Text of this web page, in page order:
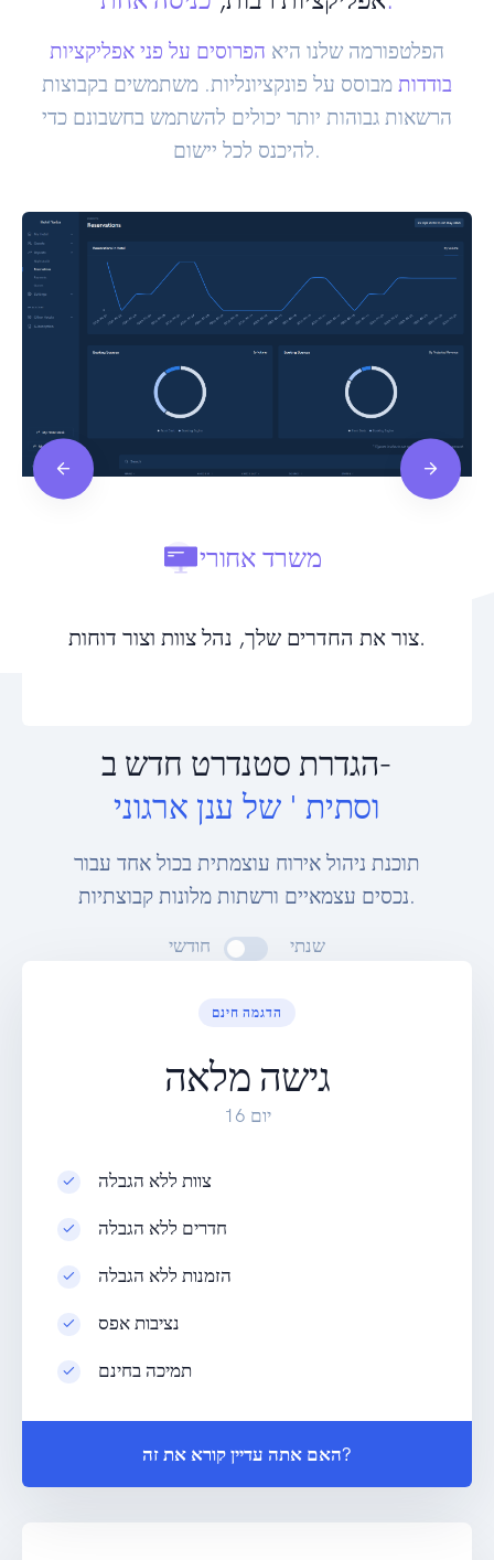
הפלטפורמה שלנו היא הפרוסים על פני אפליקציות
בודדות מבוסס על פונקציונליות. משתמשים בקבוצות
הרשאות גבוהות יותר יכולים להשתמש בחשבונם כדי
להיכנס לכל יישום.
משרד אחורי
צור את החדרים שלך, נהל צוות וצור דוחות.
הגדרת סטנדרט חדש ב-
וסתית ' של ענן ארגוני
תוכנת ניהול אירוח עוצמתית בכול אחד עבור
נכסים עצמאיים ורשתות מלונות קבוצתיות.
חודשי שנתי
הדגמה חינם
גישה מלאה
16 יום
צוות ללא הגבלה
חדרים ללא הגבלה
הזמנות ללא הגבלה
נציבות אפס
תמיכה בחינם
האם אתה עדיין קורא את זה?